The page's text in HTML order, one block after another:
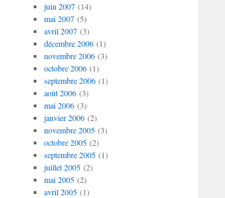
juin 2007(14)
mai 2007(5)
avril 2007(3)
décembre 2006(1)
novembre 2006(3)
octobre 2006(1)
septembre 2006(1)
août 2006(3)
mai 2006(3)
janvier 2006(2)
novembre 2005(3)
octobre 2005(2)
septembre 2005(1)
juillet 2005(2)
mai 2005(2)
avril 2005(1)